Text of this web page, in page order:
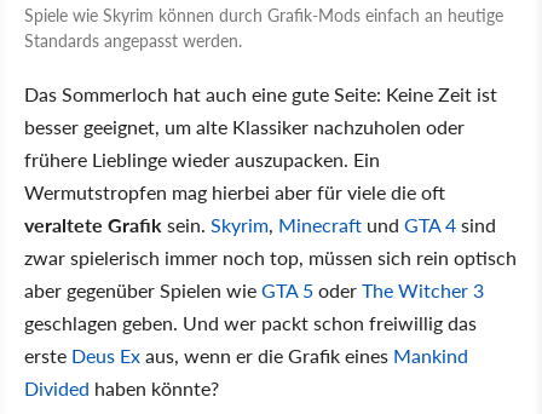
Spiele wie Skyrim können durch Grafik-Mods einfach an heutige
Standards angepasst werden.
Das Sommerloch hat auch eine gute Seite: Keine Zeit ist
besser geeignet, um alte Klassiker nachzuholen oder
frühere Lieblinge wieder auszupacken. Ein
Wermutstropfen mag hierbei aber für viele die oft
veraltete Grafiksein. Skyrim, Minecraft und GTA 4sind
zwar spielerisch immer noch top, müssen sich rein optisch
aber gegenüber Spielen wieGTA 5oderThe Witcher 3
geschlagen geben. Und wer packt schon freiwillig das
erste Deus Exaus, wenn er die Grafik eines Mankind
Divided haben könnte?